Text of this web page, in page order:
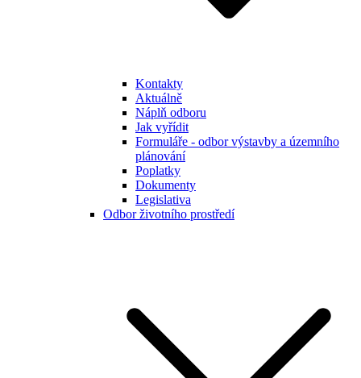
Kontakty
Aktuálně
Náplň odboru
Jak vyřídit
Formuláře - odbor výstavby a územního
plánování
Poplatky
Dokumenty
Legislativa
Odbor životního prostředí